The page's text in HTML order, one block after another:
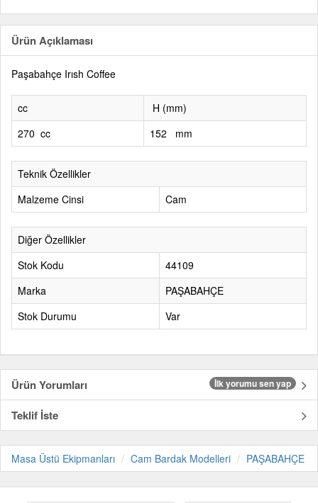
Ürün Açıklaması
Paşabahçe Irısh Coffee
cc
H (mm)
270 cc
152 mm
Teknik Özellikler
Malzeme Cinsi
Cam
Diğer Özellikler
Stok Kodu
44109
Marka
PAŞABAHÇE
Stok Durumu
Var
Ürün Yorumları İlk yorumu sen yap
Teklif İste
Masa Üstü Ekipmanları Cam Bardak Modelleri PAŞABAHÇE